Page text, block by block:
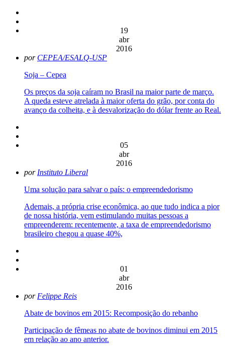
19
abr
2016
por CEPEA/ESALQ-USP
Soja – Cepea
Os preços da soja caíram no Brasil na maior parte de março.
A queda esteve atrelada à maior oferta do grão, por conta do
avanço da colheita, e à desvalorização do dólar frente ao Real.
05
abr
2016
por Instituto Liberal
Uma solução para salvar o país: o empreendedorismo
Ademais, a própria crise econômica, ao que tudo indica a pior
de nossa história, vem estimulando muitas pessoas a
empreenderem: recentemente, a taxa de empreendedorismo
brasileiro chegou a quase 40%,
01
abr
2016
por Felippe Reis
Abate de bovinos em 2015: Recomposição do rebanho
Participação de fêmeas no abate de bovinos diminui em 2015
em relação ao ano anterior.